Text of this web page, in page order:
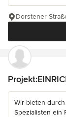
Dorstener
Wir bieten
Spezialisten ein